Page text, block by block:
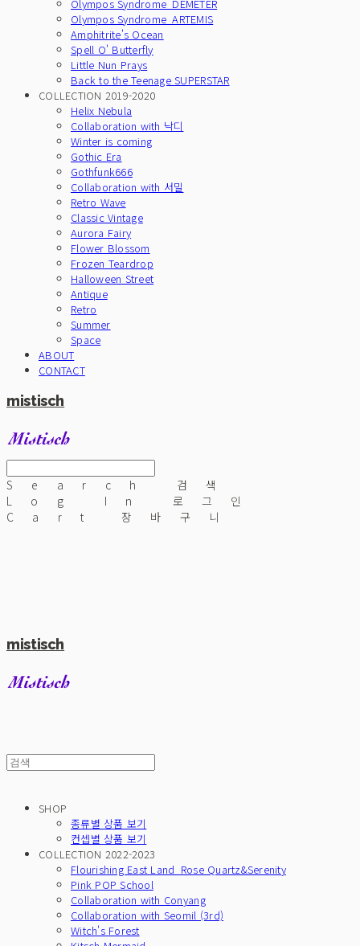
Olympos Syndrome_DEMETER
Olympos Syndrome_ARTEMIS
Amphitrite's Ocean
Spell O' Butterfly
Little Nun Prays
Back to the Teenage SUPERSTAR
COLLECTION 2019-2020
Helix Nebula
Collaboration with 낙디
Winter is coming
Gothic Era
Gothfunk666
Collaboration with 서밀
Retro Wave
Classic Vintage
Aurora Fairy
Flower Blossom
Frozen Teardrop
Halloween Street
Antique
Retro
Summer
Space
ABOUT
CONTACT
mistisch
Search
검색
Log In
로그인
Cart
장바구니
mistisch
SHOP
종류별 상품 보기
컨셉별 상품 보기
COLLECTION 2022-2023
Flourishing East Land_Rose Quartz&Serenity
Pink POP School
Collaboration with Conyang
Collaboration with Seomil (3rd)
Witch's Forest